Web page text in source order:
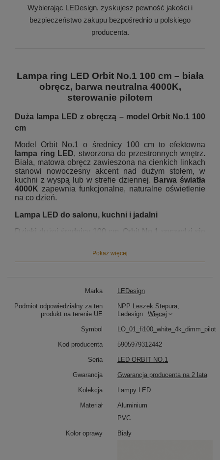
Wybierając LEDesign, zyskujesz pewność jakości i
bezpieczeństwo zakupu bezpośrednio u polskiego
producenta.
Lampa ring LED Orbit No.1 100 cm – biała
obręcz, barwa neutralna 4000K,
sterowanie pilotem
Duża lampa LED z obręczą – model Orbit No.1 100
cm
Model Orbit No.1 o średnicy 100 cm to efektowna
lampa ring LED, stworzona do przestronnych wnętrz.
Biała, matowa obręcz zawieszona na cienkich linkach
stanowi nowoczesny akcent nad dużym stołem, w
kuchni z wyspą lub w strefie dziennej. Barwa światła
4000K zapewnia funkcjonalne, naturalne oświetlenie
na co dzień.
Lampa LED do salonu, kuchni i jadalni
Dzięki dużej średnicy 100 cm, Orbit No.1 sprawdzi się
Lampa LED nad bardzo duży stół
Główne oświetlenie do salonu
Ściemnianie pilotem – wygoda i kontrola
Sterowanie pilotem umożliwia łatwą regulację jasności
bez konieczności stosowania aplikacji. Funkcja
do różnych potrzeb – od pracy przy stole po relaks
Design i elastyczność montażu
Minimalistyczna forma i białe matowe wykończenie
nowoczesnego, loftowego i skandynawskiego.
Regulowana wysokość zawieszenia
dopasować ją do wnętrz o różnej wysokości.
Pokaż więcej
Marka LEDesign
Podmiot odpowiedzialny za ten
produkt na terenie UE
NPP Leszek Stepura,
Ledesign
Więcej
Symbol LO_01_fi100_white_4k_dimm_pilot
Kod producenta 5905979312442
Seria LED ORBIT NO.1
Gwarancja Gwarancja producenta na 2 lata
Kolekcja Lampy LED
Materiał
Aluminium
PVC
Kolor oprawy Biały